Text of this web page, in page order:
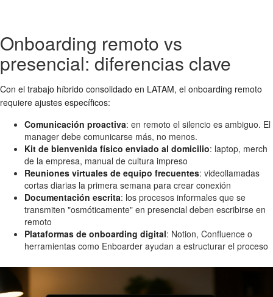
Onboarding remoto vs
presencial: diferencias clave
Con el trabajo híbrido consolidado en LATAM, el onboarding remoto
requiere ajustes específicos:
Comunicación proactiva: en remoto el silencio es ambiguo. El
manager debe comunicarse más, no menos.
Kit de bienvenida físico enviado al domicilio: laptop, merch
de la empresa, manual de cultura impreso
Reuniones virtuales de equipo frecuentes: videollamadas
cortas diarias la primera semana para crear conexión
Documentación escrita: los procesos informales que se
transmiten "osmóticamente" en presencial deben escribirse en
remoto
Plataformas de onboarding digital: Notion, Confluence o
herramientas como Enboarder ayudan a estructurar el proceso